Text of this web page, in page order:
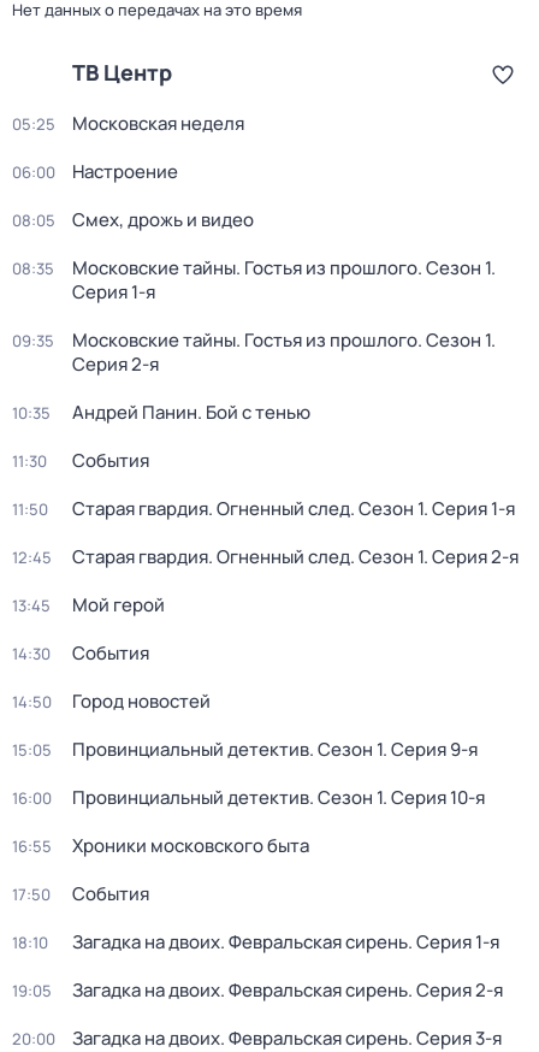
Нет данных о передачах на это время
ТВ Центр
05:25 Московская неделя
06:00 Настроение
08:05 Смех, дрожь и видео
08:35 Московские тайны. Гостья из прошлого. Сезон 1.
Серия 1-я
09:35 Московские тайны. Гостья из прошлого. Сезон 1.
Серия 2-я
10:35 Андрей Панин. Бой с тенью
11:30 События
11:50 Старая гвардия. Огненный след. Сезон 1. Серия 1-я
12:45 Старая гвардия. Огненный след. Сезон 1. Серия 2-я
13:45 Мой герой
14:30 События
14:50 Город новостей
15:05 Провинциальный детектив. Сезон 1. Серия 9-я
16:00 Провинциальный детектив. Сезон 1. Серия 10-я
16:55 Хроники московского быта
17:50 События
18:10 Загадка на двоих. Февральская сирень. Серия 1-я
19:05 Загадка на двоих. Февральская сирень. Серия 2-я
20:00 Загадка на двоих. Февральская сирень. Серия 3-я